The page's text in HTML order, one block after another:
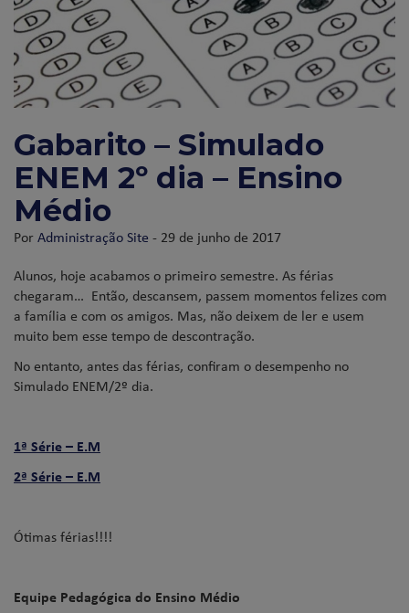
Gabarito – Simulado
ENEM 2º dia – Ensino
Médio
PorAdministração Site - 29 de junho de 2017
Alunos, hoje acabamos o primeiro semestre. As férias
chegaram… Então, descansem, passem momentos felizes com
a família e com os amigos. Mas, não deixem de ler e usem
muito bem esse tempo de descontração.
No entanto, antes das férias, confiram o desempenho no
Simulado ENEM/2º dia.
1ª Série – E.M
2ª Série – E.M
Ótimas férias!!!!
Equipe Pedagógica do Ensino Médio